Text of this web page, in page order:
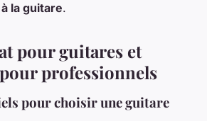
la guitare.
pour guitares et
professionnels
pour choisir une guitare